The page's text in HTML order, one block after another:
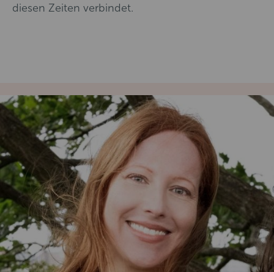
diesen Zeiten verbindet.